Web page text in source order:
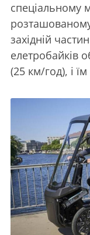
спеціальному
західній
елетробайків
(25 км/год), і